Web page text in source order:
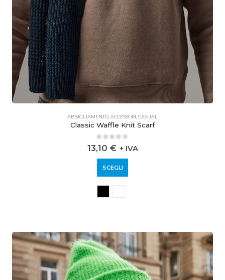
ABBIGLIAMENTO ACCESSORI CASUAL
Classic Waffle Knit Scarf
0 out of 5
13,10 € + IVA
SCEGLI